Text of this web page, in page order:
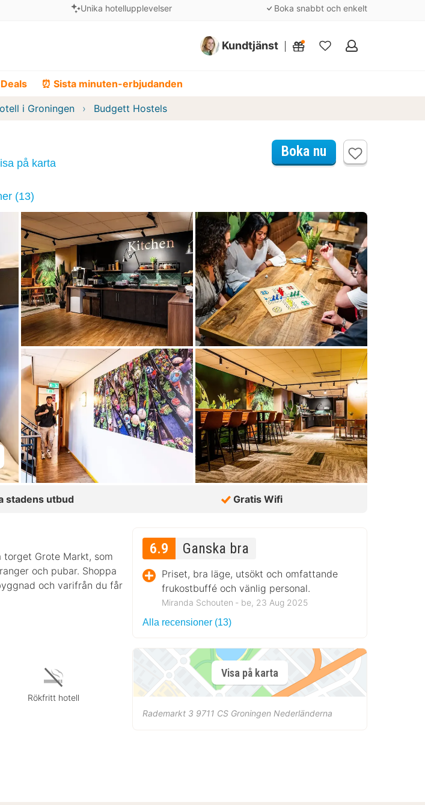
Unika hotellupplevelser Boka snabbt och enkelt
Kundtjänst
Mina
Deals ⏰ Sista minuten-erbjudanden
i Groningen Budgett Hostels
på karta
Boka nu
(13)
stadens utbud Gratis Wifi
Grote Markt, som
och pubar. Shoppa
och varifrån du får
Rökfritt hotell
6.9 Ganska bra
Priset, bra läge, utsökt och omfattande
frukostbuffé och vänlig personal.
Miranda Schouten ‐ be, 23 Aug 2025
Alla recensioner (13)
Visa på karta
Rademarkt 3 9711 CS Groningen Nederländerna